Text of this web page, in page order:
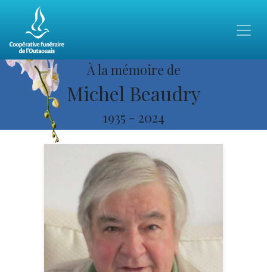
À la mémoire de
Michel Beaudry
1935 - 2024